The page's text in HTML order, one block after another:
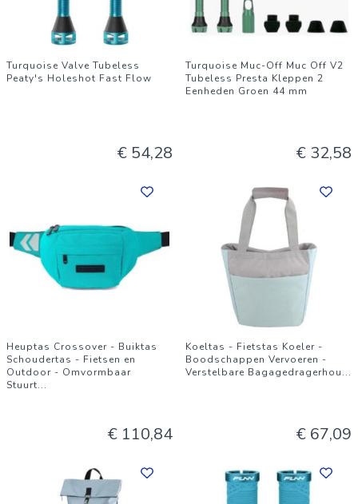
Turquoise Valve Tubeless
Peaty's Holeshot Fast Flow
€ 54,28
Turquoise Muc-Off Muc Off V2
Tubeless Presta Kleppen 2
Eenheden Groen 44 mm
€ 32,58
Heuptas Crossover - Buiktas
Schoudertas - Fietsen en
Outdoor - Omvormbaar
Stuurt...
€ 110,84
Koeltas - Fietstas Koeler -
Boodschappen Vervoeren -
Verstelbare Bagagedragerhou...
€ 67,09